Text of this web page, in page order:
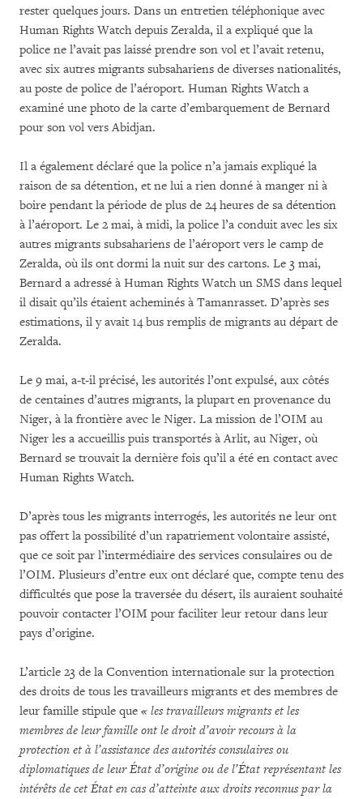
rester quelques jours. Dans un entretien téléphonique avec
Human Rights Watch depuis Zeralda, il a expliqué que la
police ne l’avait pas laissé prendre son vol et l’avait retenu,
avec six autres migrants subsahariens de diverses nationalités,
au poste de police de l’aéroport. Human Rights Watch a
examiné une photo de la carte d’embarquement de Bernard
pour son vol vers Abidjan.
Il a également déclaré que la police n’a jamais expliqué la
raison de sa détention, et ne lui a rien donné à manger ni à
boire pendant la période de plus de 24 heures de sa détention
à l’aéroport. Le 2 mai, à midi, la police l’a conduit avec les six
autres migrants subsahariens de l’aéroport vers le camp de
Zeralda, où ils ont dormi la nuit sur des cartons. Le 3 mai,
Bernard a adressé à Human Rights Watch un SMS dans lequel
il disait qu’ils étaient acheminés à Tamanrasset. D’après ses
estimations, il y avait 14 bus remplis de migrants au départ de
Zeralda.
Le 9 mai, a-t-il précisé, les autorités l’ont expulsé, aux côtés
de centaines d’autres migrants, la plupart en provenance du
Niger, à la frontière avec le Niger. La mission de l’OIM au
Niger les a accueillis puis transportés à Arlit, au Niger, où
Bernard se trouvait la dernière fois qu’il a été en contact avec
Human Rights Watch.
D’après tous les migrants interrogés, les autorités ne leur ont
pas offert la possibilité d’un rapatriement volontaire assisté,
que ce soit par l’intermédiaire des services consulaires ou de
l’OIM. Plusieurs d’entre eux ont déclaré que, compte tenu des
difficultés que pose la traversée du désert, ils auraient souhaité
pouvoir contacter l’OIM pour faciliter leur retour dans leur
pays d’origine.
L’article 23 de la Convention internationale sur la protection
des droits de tous les travailleurs migrants et des membres de
leur famille stipule que « les travailleurs migrants et les
membres de leur famille ont le droit d’avoir recours à la
protection et à l’assistance des autorités consulaires ou
diplomatiques de leur État d’origine ou de l’État représentant les
intérêts de cet État en cas d’atteinte aux droits reconnus par la